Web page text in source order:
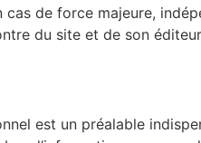
de force majeure,
du site et de son
est un préalable